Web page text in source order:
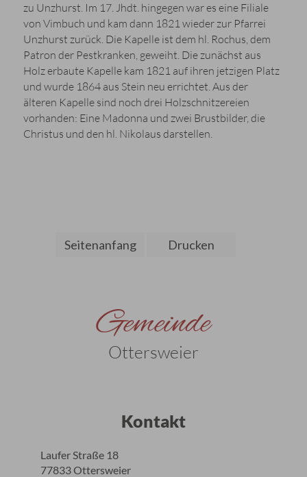
zu Unzhurst. Im 17. Jhdt. hingegen war es eine Filiale
von Vimbuch und kam dann 1821 wieder zur Pfarrei
Unzhurst zurück. Die Kapelle ist dem hl. Rochus, dem
Patron der Pestkranken, geweiht. Die zunächst aus
Holz erbaute Kapelle kam 1821 auf ihren jetzigen Platz
und wurde 1864 aus Stein neu errichtet. Aus der
älteren Kapelle sind noch drei Holzschnitzereien
vorhanden: Eine Madonna und zwei Brustbilder, die
Christus und den hl. Nikolaus darstellen.
Seitenanfang Drucken
Gemeinde
Ottersweier
Kontakt
Laufer Straße 18
77833 Ottersweier